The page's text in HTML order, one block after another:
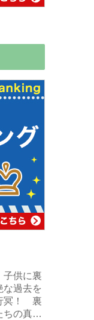
子供に裏
な過去を
冥！ 裏
ちの真実